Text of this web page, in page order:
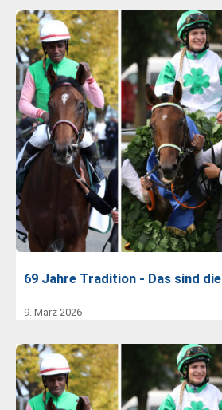
69 Jahre Tradition - Das sind
9. März 2026